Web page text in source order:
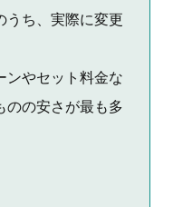
うち、実際に変更
ンやセット料金な
のの安さが最も多